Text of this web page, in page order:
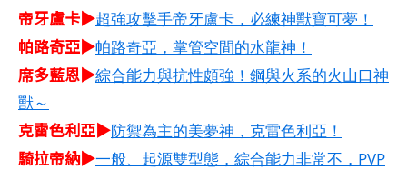
帝牙盧卡▶超強攻擊手帝牙盧卡，必練神獸寶可夢！
帕路奇亞▶帕路奇亞，掌管空間的水龍神！
席多藍恩▶綜合能力與抗性頗強！鋼與火系的火山口神
獸～
克雷色利亞▶防禦為主的美夢神，克雷色利亞！
騎拉帝納▶一般、起源雙型態，綜合能力非常不，PVP